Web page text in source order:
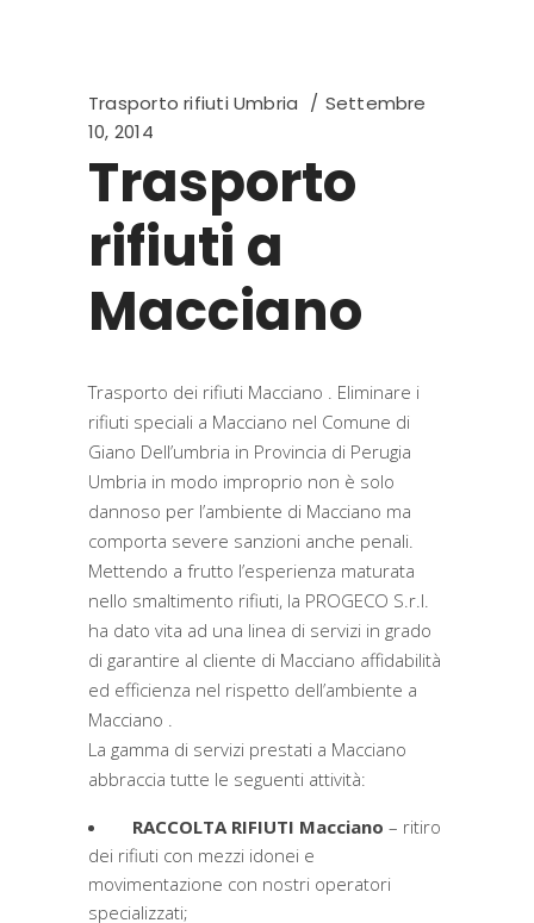
Trasporto rifiuti Umbria
Settembre
10, 2014
Trasporto
rifiuti a
Macciano
Trasporto dei rifiuti Macciano . Eliminare i
rifiuti speciali a Macciano nel Comune di
Giano Dell’umbria in Provincia di Perugia
Umbria in modo improprio non è solo
dannoso per l’ambiente di Macciano ma
comporta severe sanzioni anche penali.
Mettendo a frutto l’esperienza maturata
nello smaltimento rifiuti, la PROGECO S.r.l.
ha dato vita ad una linea di servizi in grado
di garantire al cliente di Macciano affidabilità
ed efficienza nel rispetto dell’ambiente a
Macciano .
La gamma di servizi prestati a Macciano
abbraccia tutte le seguenti attività:
RACCOLTA RIFIUTI Macciano – ritiro
dei rifiuti con mezzi idonei e
movimentazione con nostri operatori
specializzati;